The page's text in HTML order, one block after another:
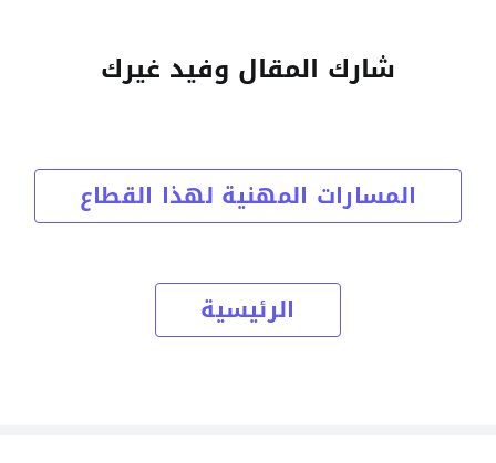
شارك المقال وفيد غيرك
المسارات المهنية لهذا القطاع
الرئيسية